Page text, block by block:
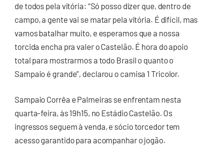
de todos pela vitória: “Só posso dizer que, dentro de
campo, a gente vai se matar pela vitória. É difícil, mas
vamos batalhar muito, e esperamos que a nossa
torcida encha pra valer o Castelão. É hora do apoio
total para mostrarmos a todo Brasil o quanto o
Sampaio é grande”, declarou o camisa 1 Tricolor.
Sampaio Corrêa e Palmeiras se enfrentam nesta
quarta-feira, às 19h15, no Estádio Castelão. Os
ingressos seguem à venda, e sócio torcedor tem
acesso garantido para acompanhar o jogão.